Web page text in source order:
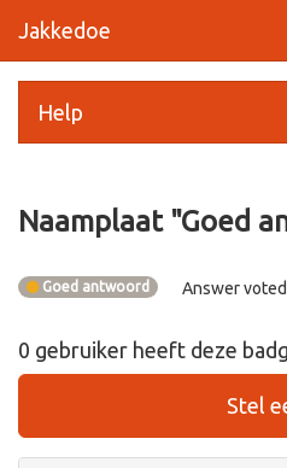
Jakkedoe
Help
Naamplaat "Goed
Goed antwoord Answer
0 gebruiker heeft deze
Stel